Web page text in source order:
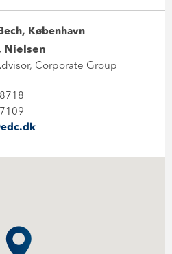
København
Nielsen
Corporate Group